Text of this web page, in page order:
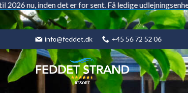
Gå
info@feddet.dk +45 56 72 52 06
inden det er for sent. Få ledige udlejningsenheder og